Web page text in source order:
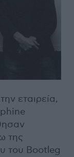
εταιρεία,
της
του Bootleg